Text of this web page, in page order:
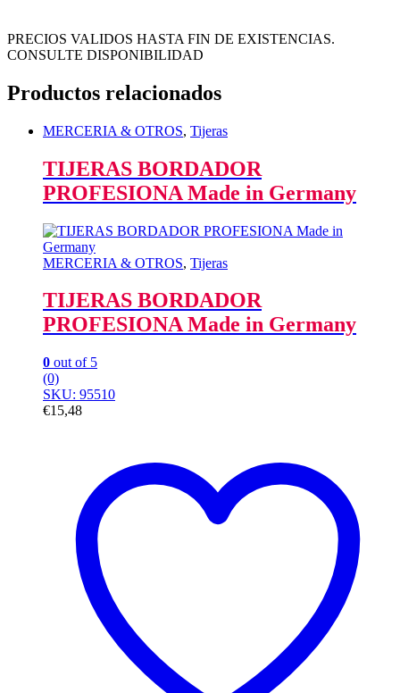
PRECIOS VALIDOS HASTA FIN DE EXISTENCIAS.
CONSULTE DISPONIBILIDAD
Productos relacionados
MERCERIA & OTROS, Tijeras
TIJERAS BORDADOR
PROFESIONA Made in Germany
MERCERIA & OTROS, Tijeras
TIJERAS BORDADOR
PROFESIONA Made in Germany
0 out of 5
(0)
SKU: 95510
€15,48